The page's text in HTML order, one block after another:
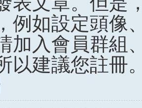
例如設定頭像
加入會員群組
以建議您註冊